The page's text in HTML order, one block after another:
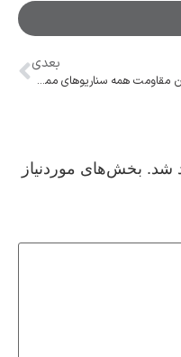
بعدی
جریان مقاومت همه سناریوهای ممکن را برابر خود قرار داده است/ بیانیه اتحادیه عرب ناامیدکننده بود
شد. بخش‌های موردنیاز